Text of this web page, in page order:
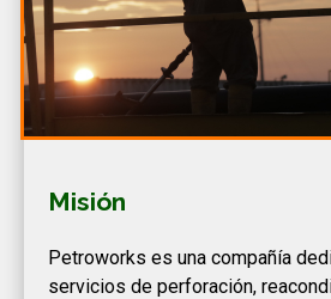
Misión
Petroworks es una compañía
servicios de perforación,